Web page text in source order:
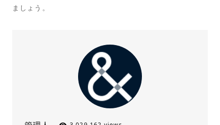
ましょう。